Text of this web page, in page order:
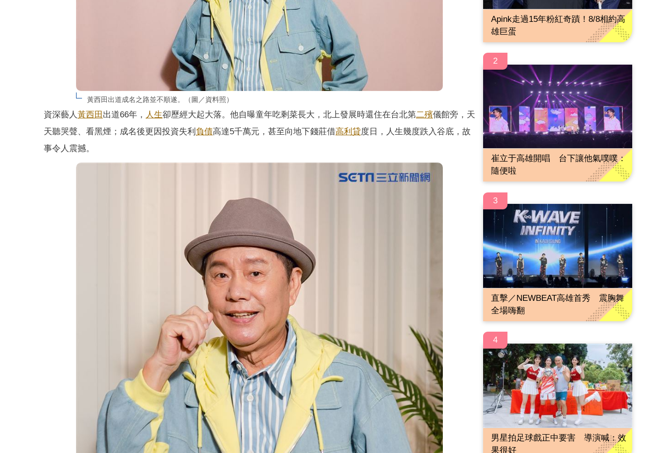
黃西田出道成名之路並不順遂。（圖／資料照）
資深藝人黃西田 出道66年， 人生卻歷經大起大落。他自曝童年吃剩菜長大，北上發展時還住在台北第二殯儀館旁，天
天聽哭聲、看黑煙；成名後更因投資失利 負債高達5千萬元，甚至向地下錢莊借高利貸度日，人生幾度跌入谷底，故
事令人震撼。
Apink走過15年粉紅奇蹟！8/8相約高
雄巨蛋
2
崔立于高雄開唱 台下讓他氣噗噗：
隨便啦
3
直擊／NEWBEAT高雄首秀 震胸舞
全場嗨翻
4
男星拍足球戲正中要害 導演喊：效
果很好